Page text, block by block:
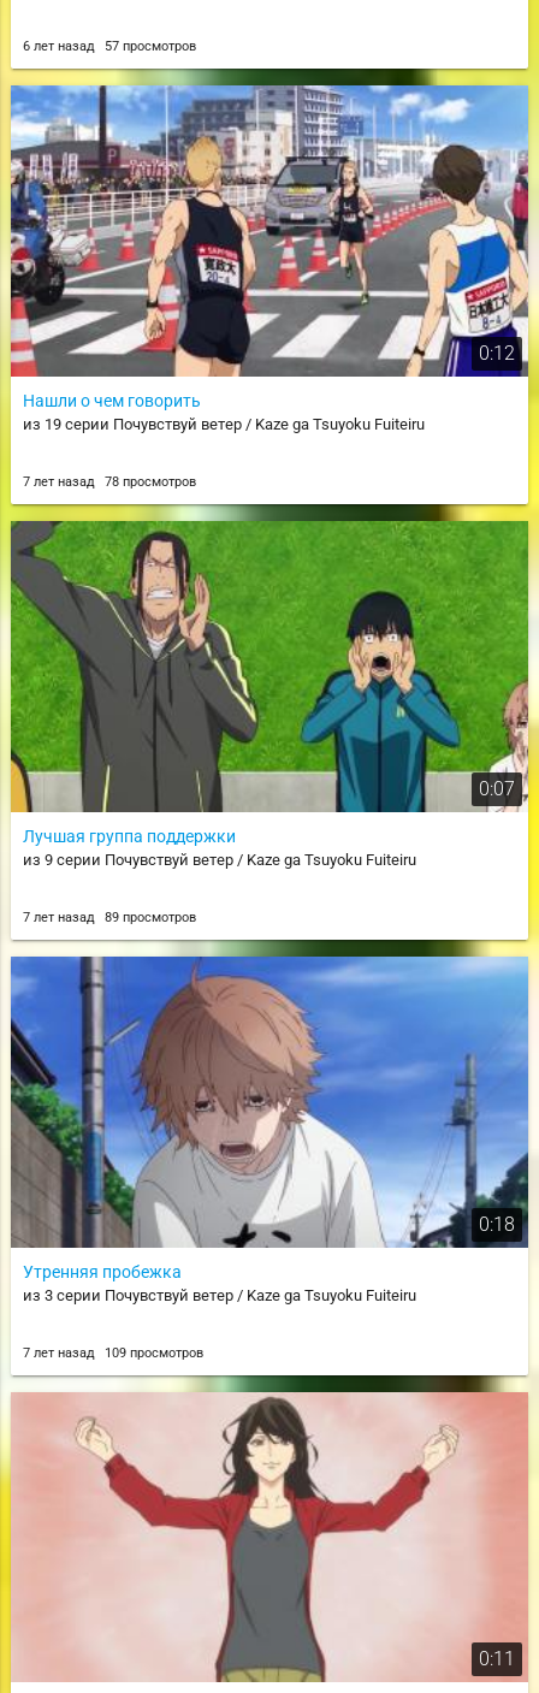
6 лет назад 57 просмотров
0:12
Нашли о чем говорить
из 19 серии Почувствуй ветер / Kaze ga Tsuyoku Fuiteiru
7 лет назад 78 просмотров
0:07
Лучшая группа поддержки
из 9 серии Почувствуй ветер / Kaze ga Tsuyoku Fuiteiru
7 лет назад 89 просмотров
0:18
Утренняя пробежка
из 3 серии Почувствуй ветер / Kaze ga Tsuyoku Fuiteiru
7 лет назад 109 просмотров
0:11